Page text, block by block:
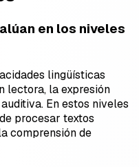
en los niveles
lingüísticas
lectora, la expresión
En estos niveles
procesar textos
comprensión de